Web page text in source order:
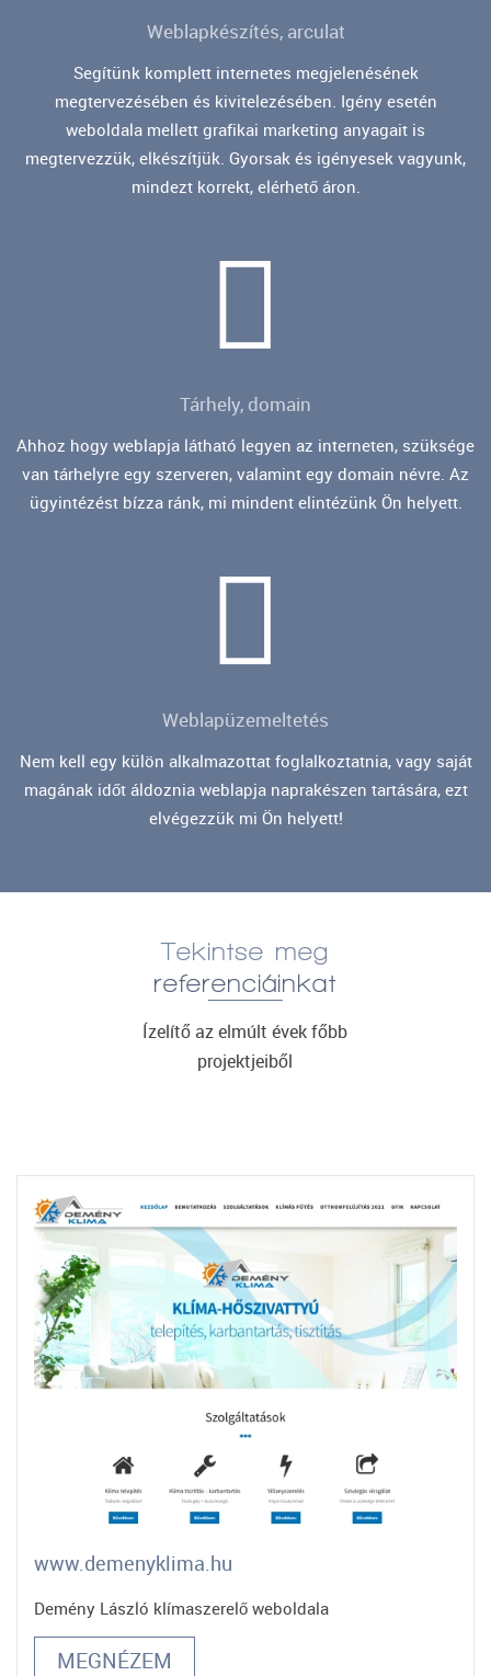
Weblapkészítés, arculat
Segítünk komplett internetes megjelenésének
megtervezésében és kivitelezésében. Igény esetén
weboldala mellett grafikai marketing anyagait is
megtervezzük, elkészítjük. Gyorsak és igényesek vagyunk,
mindezt korrekt, elérhető áron.
Tárhely, domain
Ahhoz hogy weblapja látható legyen az interneten, szüksége
van tárhelyre egy szerveren, valamint egy domain névre. Az
ügyintézést bízza ránk, mi mindent elintézünk Ön helyett.
Weblapüzemeltetés
Nem kell egy külön alkalmazottat foglalkoztatnia, vagy saját
magának időt áldoznia weblapja naprakészen tartására, ezt
elvégezzük mi Ön helyett!
Tekintse meg
referenciáinkat
Ízelítő az elmúlt évek főbb
projektjeiből
www.demenyklima.hu
Demény László klímaszerelő weboldala
MEGNÉZEM